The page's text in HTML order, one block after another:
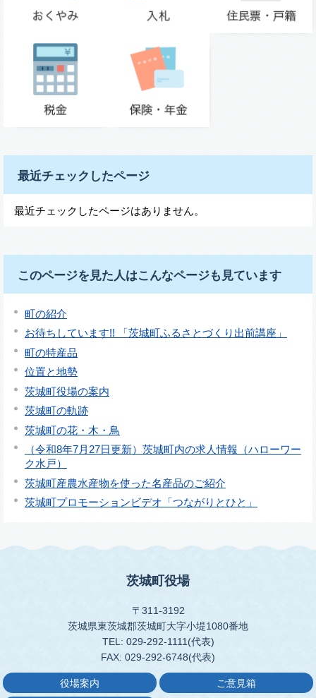
最近チェックしたページ
最近チェックしたページはありません。
このページを見た人はこんなページも見ています
町の紹介
お待ちしています!! 「茨城町ふるさとづくり出前講座」
町の特産品
位置と地勢
茨城町役場の案内
茨城町の軌跡
茨城町の花・木・鳥
（令和8年7月27日更新）茨城町内の求人情報（ハローワー
ク水戸）
茨城町産農水産物を使った名産品のご紹介
茨城町プロモーションビデオ「つながりとひと」
茨城町役場
〒311-3192
茨城県東茨城郡茨城町大字小堤1080番地
TEL: 029-292-1111(代表)
FAX: 029-292-6748(代表)
役場案内 ご意見箱